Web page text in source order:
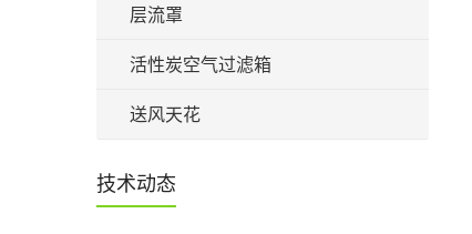
层流罩
活性炭空气过滤箱
送风天花
技术动态